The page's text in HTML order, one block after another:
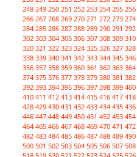
248 249 250 251 252 253 254 255 256
266 267 268 269 270 271 272 273 274
284 285 286 287 288 289 290 291 292
302 303 304 305 306 307 308 309 310
320 321 322 323 324 325 326 327 328
338 339 340 341 342 343 344 345 346
356 357 358 359 360 361 362 363 364
374 375 376 377 378 379 380 381 382
392 393 394 395 396 397 398 399 400
410 411 412 413 414 415 416 417 418
428 429 430 431 432 433 434 435 436
446 447 448 449 450 451 452 453 454
464 465 466 467 468 469 470 471 472
482 483 484 485 486 487 488 489 490
500 501 502 503 504 505 506 507 508